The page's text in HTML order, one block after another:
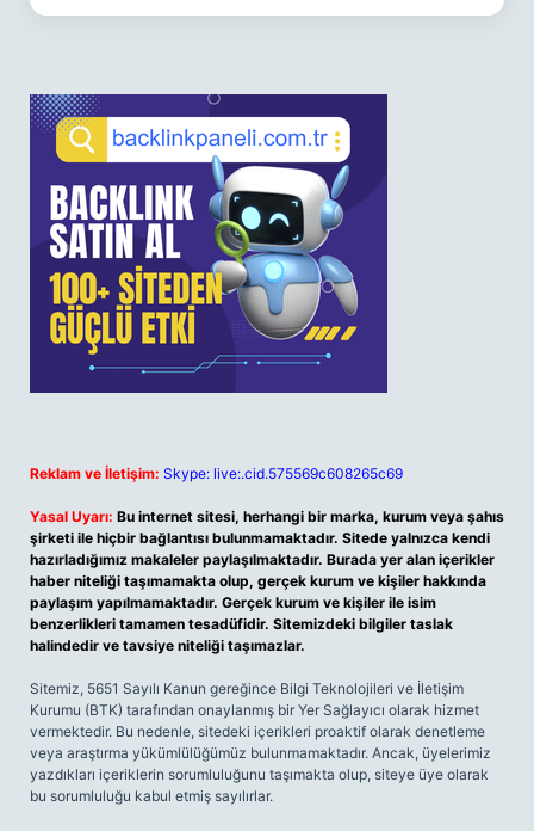
Reklam ve İletişim: Skype: live:.cid.575569c608265c69
Yasal Uyarı: Bu internet sitesi, herhangi bir marka, kurum veya şahıs
şirketi ile hiçbir bağlantısı bulunmamaktadır. Sitede yalnızca kendi
hazırladığımız makaleler paylaşılmaktadır. Burada yer alan içerikler
haber niteliği taşımamakta olup, gerçek kurum ve kişiler hakkında
paylaşım yapılmamaktadır. Gerçek kurum ve kişiler ile isim
benzerlikleri tamamen tesadüfidir. Sitemizdeki bilgiler taslak
halindedir ve tavsiye niteliği taşımazlar.
Sitemiz, 5651 Sayılı Kanun gereğince Bilgi Teknolojileri ve İletişim
Kurumu (BTK) tarafından onaylanmış bir Yer Sağlayıcı olarak hizmet
vermektedir. Bu nedenle, sitedeki içerikleri proaktif olarak denetleme
veya araştırma yükümlülüğümüz bulunmamaktadır. Ancak, üyelerimiz
yazdıkları içeriklerin sorumluluğunu taşımakta olup, siteye üye olarak
bu sorumluluğu kabul etmiş sayılırlar.